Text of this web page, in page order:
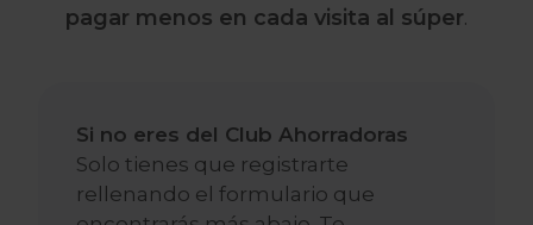
pagar menos en cada visita al súper.
Si no eres del Club Ahorradoras
Solo tienes que registrarte
rellenando el formulario que